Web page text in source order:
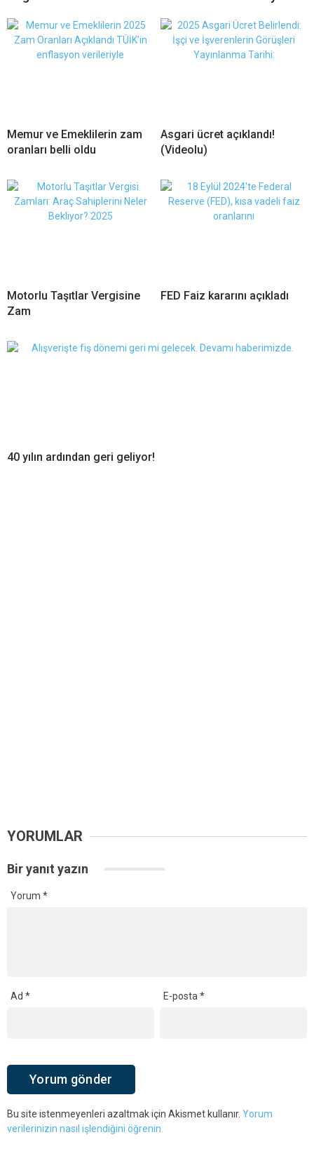
Memur ve Emeklilerin zam
oranları belli oldu
Asgari ücret açıklandı!
(Videolu)
Motorlu Taşıtlar Vergisine
Zam
FED Faiz kararını açıkladı
40 yılın ardından geri geliyor!
YORUMLAR
Bir yanıt yazın
Yorum *
Ad * E-posta*
Bu site istenmeyenleri azaltmak için Akismet kullanır. Yorum
verilerinizin nasıl işlendiğini öğrenin.